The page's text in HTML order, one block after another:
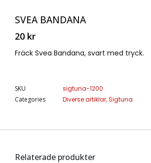
SVEA BANDANA
20 kr
Fräck Svea Bandana, svart med tryck.
SKU
sigtuna-1200
Categories
Diverse artiklar,Sigtuna
Relaterade produkter